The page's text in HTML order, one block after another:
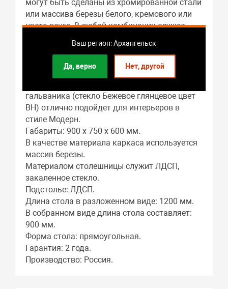
Ваш регион: Архангельск
Да, верно Нет, другой
могут быть сделаны из хромированной стали
или массива березы белого, кремового или
цвета венге. В любой комбинации служат
разложенном виде.
гальваника (стекло Бежевое глянцевое цвет
ВН) отлично подойдет для интерьеров в
стиле Модерн.
Габариты: 900 x 750 x 600 мм.
В качестве материала каркаса используется
массив березы.
Материалом столешницы служит ЛДСП,
закаленное стекло.
Подстолье: ЛДСП.
Длина стола в разложенном виде: 1200 мм.
В собранном виде длина стола составляет:
900 мм.
Форма стола: прямоугольная.
Гарантия: 2 года.
Производство: Россия.